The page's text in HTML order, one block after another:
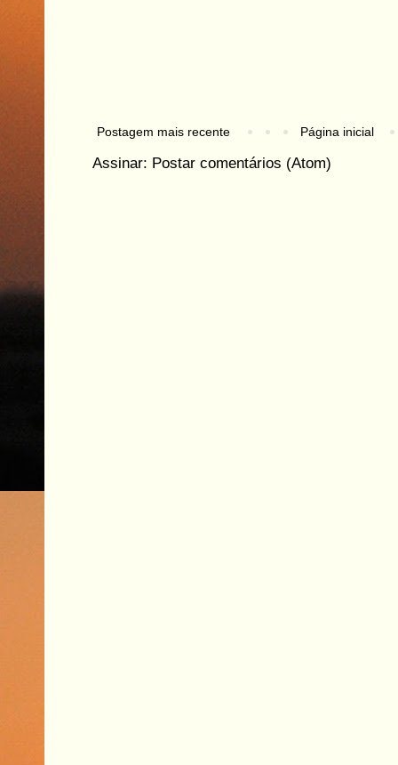
Postagem mais recente Página inicial
Assinar: Postar comentários (Atom)